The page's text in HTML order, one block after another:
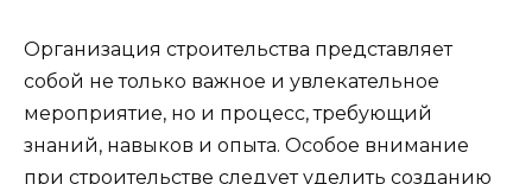
Организация строительства представляет
собой не только важное и увлекательное
мероприятие, но и процесс, требующий
знаний, навыков и опыта. Особое внимание
при строительстве следует уделить созданию